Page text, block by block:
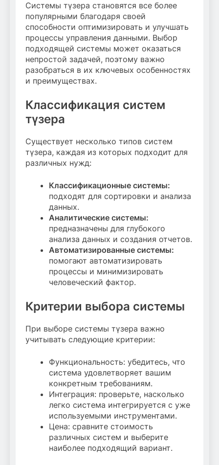
Системы түзера становятся все более
популярными благодаря своей
способности оптимизировать и улучшать
процессы управления данными. Выбор
подходящей системы может оказаться
непростой задачей, поэтому важно
разобраться в их ключевых особенностях
и преимуществах.
Классификация систем
түзера
Существует несколько типов систем
түзера, каждая из которых подходит для
различных нужд:
Классификационные системы:
подходят для сортировки и анализа
данных.
Аналитические системы:
предназначены для глубокого
анализа данных и создания отчетов.
Автоматизированные системы:
помогают автоматизировать
процессы и минимизировать
человеческий фактор.
Критерии выбора системы
При выборе системы түзера важно
учитывать следующие критерии:
Функциональность: убедитесь, что
система удовлетворяет вашим
конкретным требованиям.
Интеграция: проверьте, насколько
легко система интегрируется с уже
используемыми инструментами.
Цена: сравните стоимость
различных систем и выберите
наиболее подходящий вариант.